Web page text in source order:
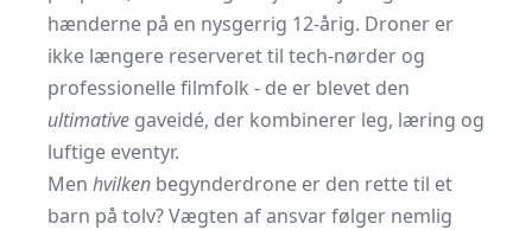
hænderne på en nysgerrig 12-årig. Droner er
ikke længere reserveret til tech-nørder og
professionelle filmfolk - de er blevet den
ultimative gaveidé, der kombinerer leg, læring og
luftige eventyr.
Men hvilken begynderdrone er den rette til et
barn på tolv? Vægten af ansvar følger nemlig